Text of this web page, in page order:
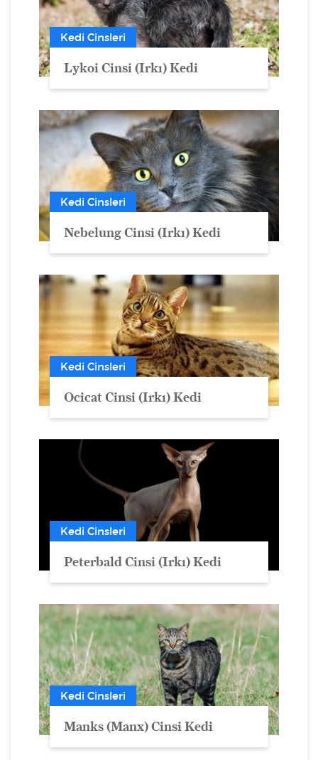
Kedi Cinsleri
Lykoi Cinsi (Irkı) Kedi
Kedi Cinsleri
Nebelung Cinsi (Irkı) Kedi
Kedi Cinsleri
Ocicat Cinsi (Irkı) Kedi
Kedi Cinsleri
Peterbald Cinsi (Irkı) Kedi
Kedi Cinsleri
Manks (Manx) Cinsi Kedi